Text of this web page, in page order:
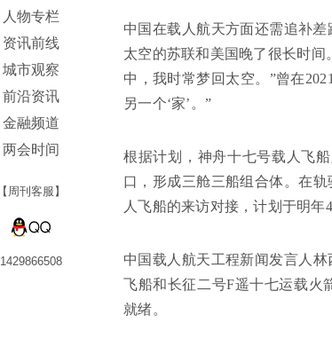
人物专栏
资讯前线
城市观察
前沿资讯
金融频道
两会时间
【周刊客服】
1429866508
中国在载人航天方面还需追补
太空的苏联和美国晚了很长时
中，我时常梦回太空。”曾在
另一个‘家’。”
根据计划，神舟十七号载人飞
口，形成三舱三船组合体。在
人飞船的来访对接，计划于明年
中国载人航天工程新闻发言人
飞船和长征二号F遥十七运载火
就绪。